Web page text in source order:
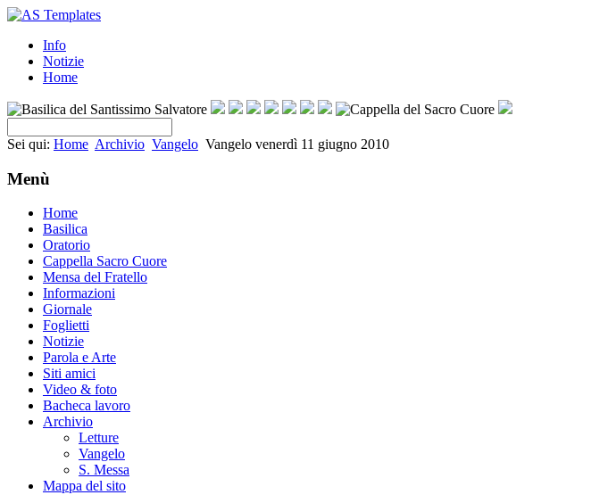
Info
Notizie
Home
Sei qui: Home Archivio Vangelo Vangelo venerdì 11 giugno 2010
Menù
Home
Basilica
Oratorio
Cappella Sacro Cuore
Mensa del Fratello
Informazioni
Giornale
Foglietti
Notizie
Parola e Arte
Siti amici
Video & foto
Bacheca lavoro
Archivio
Letture
Vangelo
S. Messa
Mappa del sito